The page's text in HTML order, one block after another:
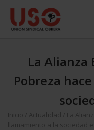
La Alianza
Pobreza
Inicio Actualidad
La
llamamiento a la sociedad